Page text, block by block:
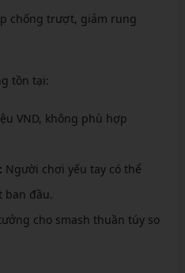
chống trượt, giảm rung
tồn tại:
VND, không phù hợp
Người chơi yếu tay có thể
ban đầu.
cho smash thuần túy so